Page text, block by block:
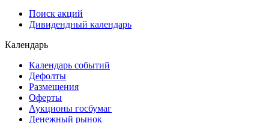
Самые популярные облигации на Cbonds.ru
Дивидендный календарь
Календарь
Календарь событий
Дефолты